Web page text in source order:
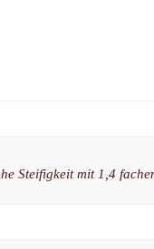
Steifigkeit mit 1,4